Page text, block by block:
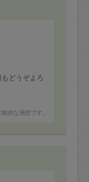
どうぞよろ
的な感想です。